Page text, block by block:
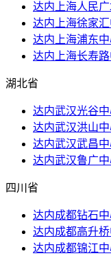
达内上海人民
达内上海徐家汇
达内上海浦东中
达内上海长寿路
湖北省
达内武汉光谷
达内武汉洪山​
达内武汉武昌
达内武汉鲁广
四川省
达内成都钻石
达内成都高升
达内成都锦江